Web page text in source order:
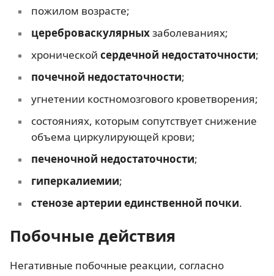
пожилом возрасте;
цереброваскулярныхзаболеваниях;
хронической сердечной недостаточности;
почечной недостаточности;
угнетении костномозгового кроветворения;
состояниях, которым сопутствует снижение
объема циркулирующей крови;
печеночной недостаточности;
гиперкалиемии;
стенозе артерии единственной почки.
Побочные действия
Негативные побочные реакции, согласно